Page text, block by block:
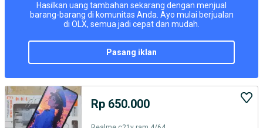
Hasilkan uang tambahan sekarang dengan menjual
barang-barang di komunitas Anda. Ayo mulai berjualan
di OLX, semua jadi cepat dan mudah.
pasang iklan
Rp 650.000